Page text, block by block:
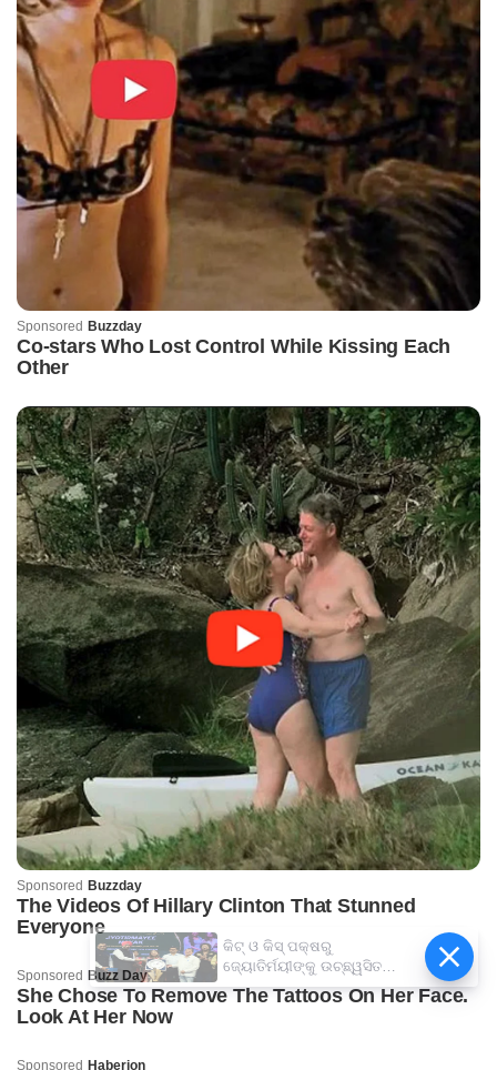
କିଟ୍‍ ଓ କିସ୍‍ ପକ୍ଷରୁ
ଜ୍ୟୋତିର୍ମୟୀଙ୍କୁ ଉଚ୍ଛ୍ୱସିତ
ସମ୍ବର୍ଦ୍ଧନା; ୫ଲକ୍ଷ ଟଙ୍କାର
ପ୍ରୋତ୍ସାହନ ରାଶି ପ୍ରଦାନ